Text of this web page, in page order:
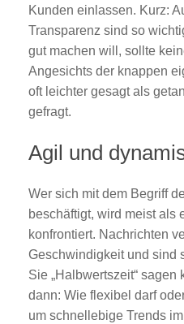
Kunden einlassen. Kurz:
Transparenz sind so
gut machen will, sollte
Angesichts der knappen
oft leichter gesagt als
gefragt.
Agil und
Wer sich mit dem Begriff
beschäftigt, wird meist als
konfrontiert. Nachrichten
Geschwindigkeit und sind
Sie „Halbwertszeit“
dann: Wie flexibel darf
um schnellebige Trends